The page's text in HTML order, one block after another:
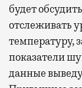
будет
отслеживать
температуру,
показатели
данные